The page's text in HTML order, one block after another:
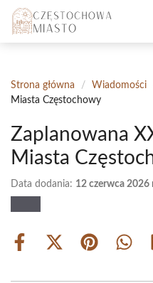
Przejdź
treści
Strona główna / Wiadomości
Miasta Częstochowy
Zaplanowana
Miasta
Data dodania: 12 czerwca 2026
Share
Share Share Share